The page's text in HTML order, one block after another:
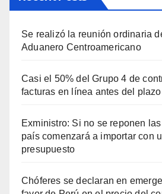
Se realizó la reunión ordinaria
Aduanero Centroamericano
Casi el 50% del Grupo 4 de
facturas en línea antes del
Exministro: Si no se reponen
país comenzará a importar con
presupuesto
Chóferes se declaran en